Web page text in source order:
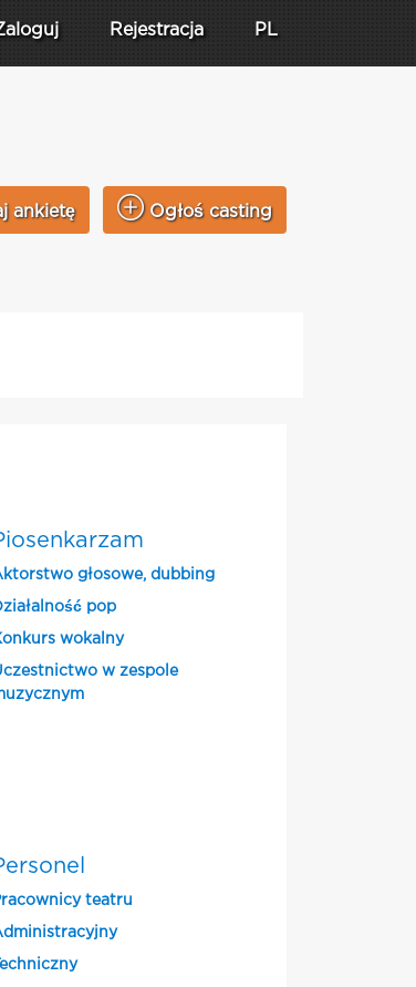
Rejestracja PL
ankietę Ogłoś casting
głosowe, dubbing
pop
wokalny
w zespole
teatru